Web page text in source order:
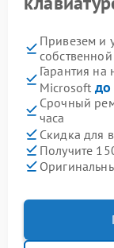
Привезем и
Гарантия
Microsoft до
Срочный
часа
Скидка для
Получите